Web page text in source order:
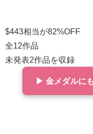
$443相当が82%OFF
全12作品
未発表2作品を収録
▶ 金メダルに